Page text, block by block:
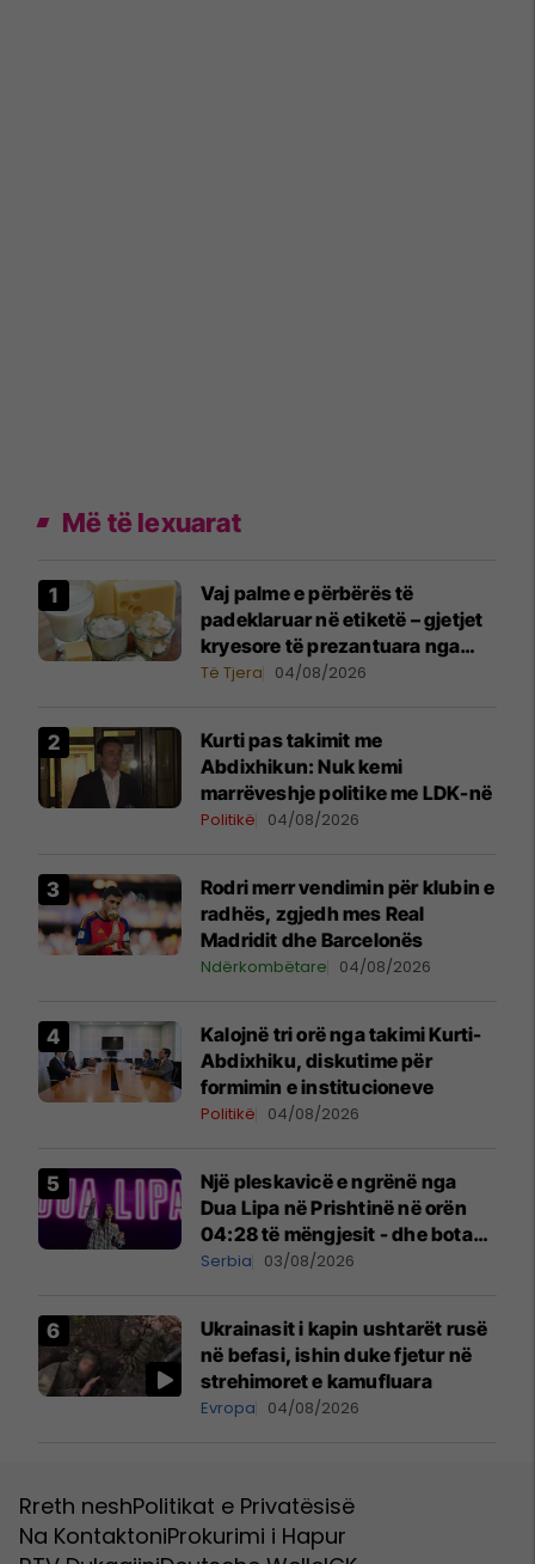
Më të lexuarat
Vaj palme e përbërës të
padeklaruar në etiketë – gjetjet
kryesore të prezantuara nga
AUV-i pas kontrollit në sektorin
Të Tjera 04/08/2026
Kurti pas takimit me
Abdixhikun: Nuk kemi
marrëveshje politike me LDK-në
Politikë 04/08/2026
Rodri merr vendimin për klubin e
radhës, zgjedh mes Real
Madridit dhe Barcelonës
Ndërkombëtare 04/08/2026
Kalojnë tri orë nga takimi Kurti-
Abdixhiku, diskutime për
formimin e institucioneve
Politikë 04/08/2026
Një pleskavicë e ngrënë nga
Dua Lipa në Prishtinë në orën
04:28 të mëngjesit - dhe bota
digjitale serbe shpall gjendjen e
Serbia 03/08/2026
Ukrainasit i kapin ushtarët rusë
në befasi, ishin duke fjetur në
strehimoret e kamufluara
Evropa 04/08/2026
Rreth neshPolitikat e Privatësisë
Na KontaktoniProkurimi i Hapur